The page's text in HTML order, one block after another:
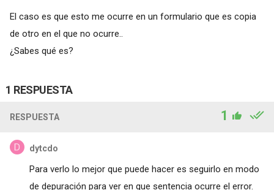
El caso es que esto me ocurre en un formulario que es copia
de otro en el que no ocurre..
¿Sabes qué es?
1 RESPUESTA
RESPUESTA 1
dytcdo
Para verlo lo mejor que puede hacer es seguirlo en modo
de depuración para ver en que sentencia ocurre el error.